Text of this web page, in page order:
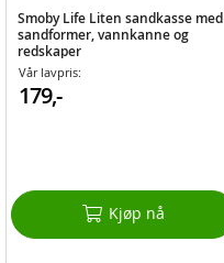
Smoby Life Liten sandkasse med
sandformer, vannkanne og
redskaper
Vår lavpris:
179,-
Kjøp nå